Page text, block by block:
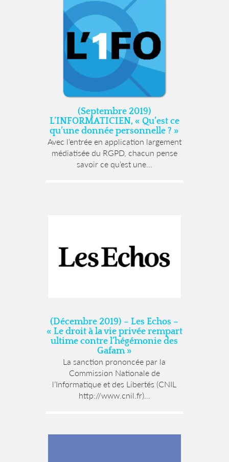
(Septembre 2019)
L’INFORMATICIEN, « Qu’est ce
qu’une donnée personnelle ? »
Avec l’entrée en application largement
médiatisée du RGPD, chacun pense
savoir ce qu’est une...
(Décembre 2019) – Les Echos –
« Le droit à la vie privée rempart
ultime contre l’hégémonie des
Gafam »
La sanction prononcée par la
Commission Nationale de
l’Informatique et des Libertés (CNIL
http://www.cnil.fr)...